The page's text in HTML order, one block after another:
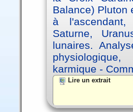
Balance) Pluton
à
Saturne,
lunaires.
karmique -
Lire un extrait